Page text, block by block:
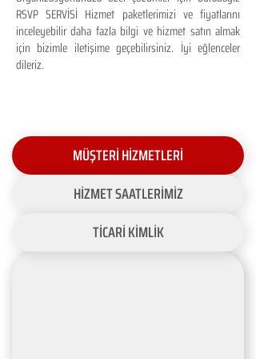
RSVP SERVİSİ Hizmet paketlerimizi ve fiyatlarını
inceleyebilir daha fazla bilgi ve hizmet satın almak
için bizimle iletişime geçebilirsiniz. İyi eğlenceler
dileriz.
MÜŞTERİ HİZMETLERİ
HİZMET SAATLERİMİZ
TİCARİ KİMLİK